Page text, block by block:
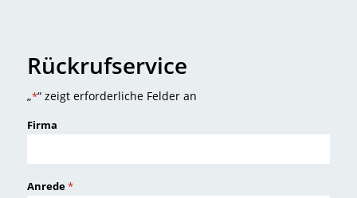
Rückrufservice
„*“ zeigt erforderliche Felder an
Firma
Anrede*